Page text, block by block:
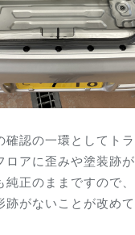
確認の一環としてト
ロアに歪みや塗装跡
純正のままですので
跡がないことが改め